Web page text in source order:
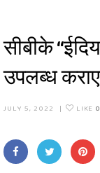
सीबीके
उपलब्ध
JULY 5, 2022 | LIKE 0